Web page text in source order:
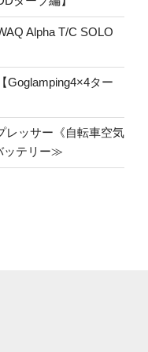
Alpha T/C SOLO
Goglamping4×4ター
レッサー《自転車空気
ッテリー≫